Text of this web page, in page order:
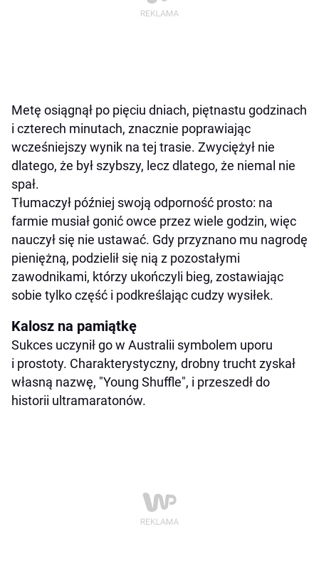
Metę osiągnął po pięciu dniach, piętnastu godzinach
i czterech minutach, znacznie poprawiając
wcześniejszy wynik na tej trasie. Zwyciężył nie
dlatego, że był szybszy, lecz dlatego, że niemal nie
spał.
Tłumaczył później swoją odporność prosto: na
farmie musiał gonić owce przez wiele godzin, więc
nauczył się nie ustawać. Gdy przyznano mu nagrodę
pieniężną, podzielił się nią z pozostałymi
zawodnikami, którzy ukończyli bieg, zostawiając
sobie tylko część i podkreślając cudzy wysiłek.
Kalosz na pamiątkę
Sukces uczynił go w Australii symbolem uporu
i prostoty. Charakterystyczny, drobny trucht zyskał
własną nazwę, "Young Shuffle", i przeszedł do
historii ultramaratonów.